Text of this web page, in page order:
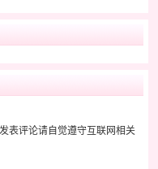
表评论请自觉遵守互联网相关